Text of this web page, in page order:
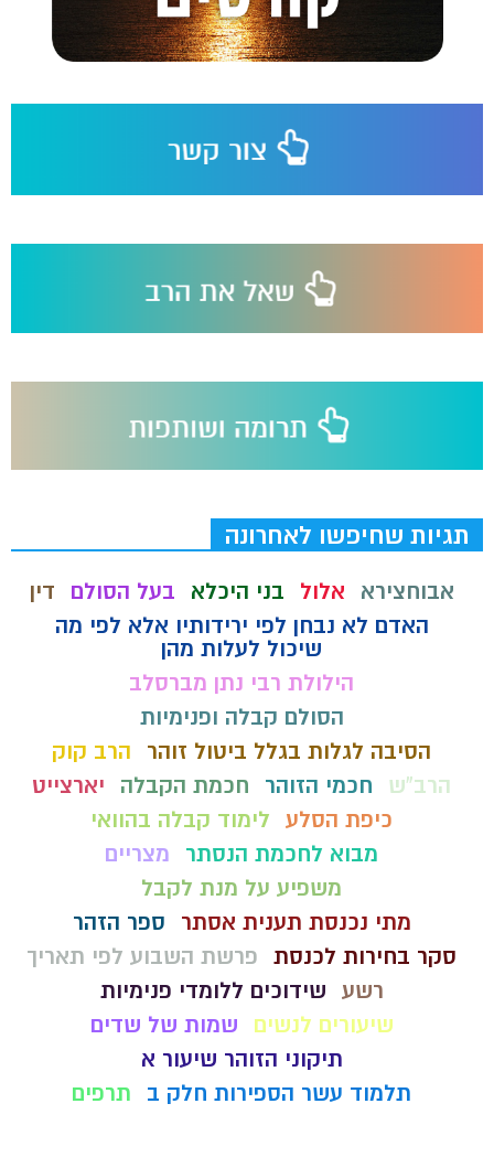
תגיות שחיפשו לאחרונה
אבוחצירא אלול בני היכלא בעל הסולם
דין
האדם לא נבחן לפי ירידותיו אלא לפי מה
שיכול לעלות מהן
הילולת רבי נתן מברסלב
הסולם קבלה ופנימיות
הסיבה לגלות בגלל ביטול זוהר
הרב קוק
הרב"ש
חכמי הזוהר חכמת הקבלה
יארצייט
כיפת הסלע לימוד קבלה בהוואי
מבוא לחכמת הנסתר
מצריים
משפיע על מנת לקבל
מתי נכנסת תענית אסתר
ספר הזהר
סקר בחירות לכנסת פרשת השבוע לפי תאריך
רשע שידוכים ללומדי פנימיות
שיעורים לנשים
שמות של שדים
תיקוני הזוהר שיעור א
תלמוד עשר הספירות חלק ב
תרפים